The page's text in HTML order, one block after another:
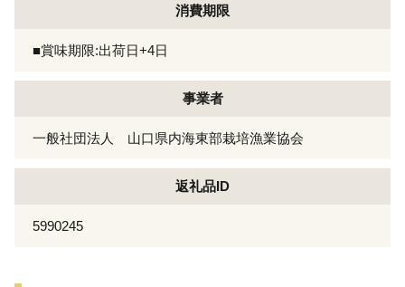
消費期限
■賞味期限:出荷日+4日
事業者
一般社団法人 山口県内海東部栽培漁業協会
返礼品ID
5990245